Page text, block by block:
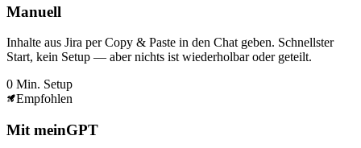
Manuell
Inhalte aus Jira per Copy & Paste in den Chat geben. Schnellster
Start, kein Setup — aber nichts ist wiederholbar oder geteilt.
0 Min. Setup
Empfohlen
Mit meinGPT